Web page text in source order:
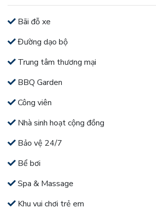
Bãi đỗ xe
Đường dạo bộ
Trung tâm thương mại
BBQ Garden
Công viên
Nhà sinh hoạt cộng đồng
Bảo vệ 24/7
Bể bơi
Spa & Massage
Khu vui chơi trẻ em